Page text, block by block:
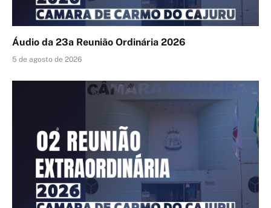
Áudio da 23a Reunião Ordinária 2026
5 de agosto de 2026